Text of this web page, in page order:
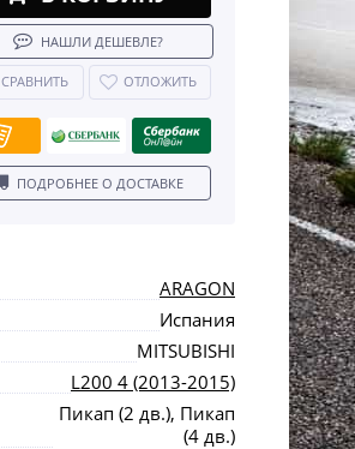
НАШЛИ ДЕШЕВЛЕ?
СРАВНИТЬ ОТЛОЖИТЬ
ПОДРОБНЕЕ О ДОСТАВКЕ
ARAGON
Испания
MITSUBISHI
L200 4 (2013-2015)
Пикап (2 дв.), Пикап
(4 дв.)